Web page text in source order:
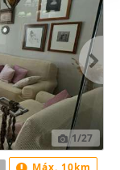
1/27
Máx. 10km